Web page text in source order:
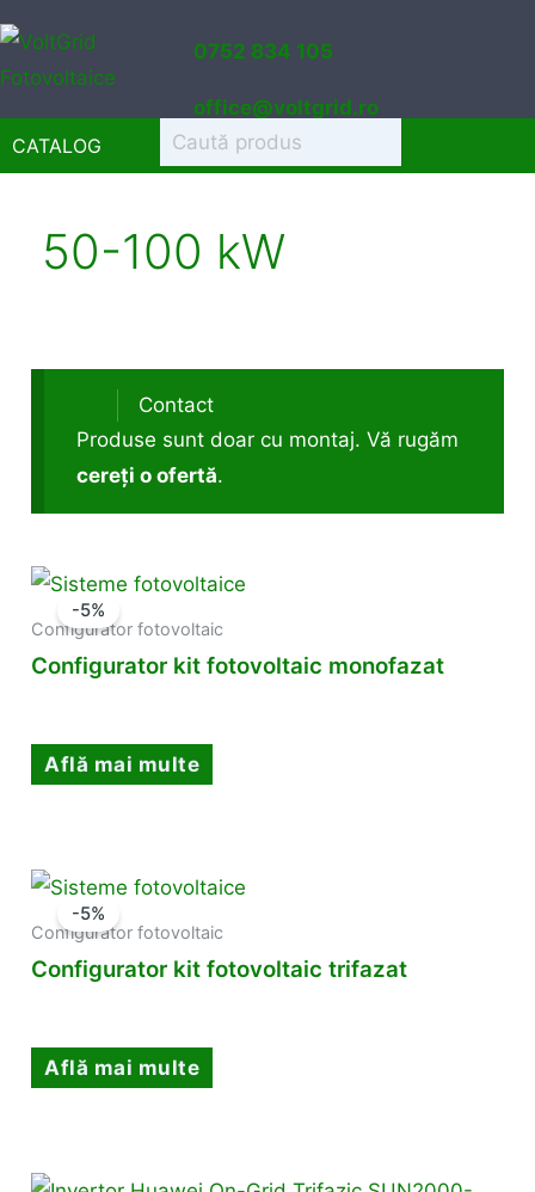
conținut
0752 834 105
office@voltgrid.ro
CATALOG
50-100 kW
Contact
Produse sunt doar cu montaj. Vă rugăm
cereți o ofertă.
-5%
Configurator fotovoltaic
Configurator kit fotovoltaic monofazat
Află mai multe
-5%
Configurator fotovoltaic
Configurator kit fotovoltaic trifazat
Află mai multe